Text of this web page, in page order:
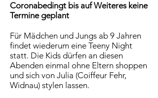
Coronabedingt bis auf Weiteres keine
Termine geplant
Für Mädchen und Jungs ab 9 Jahren
findet wiederum eine Teeny Night
statt. Die Kids dürfen an diesen
Abenden einmal ohne Eltern shoppen
und sich von Julia (Coiffeur Fehr,
Widnau) stylen lassen.